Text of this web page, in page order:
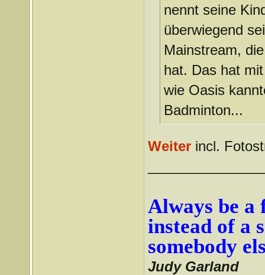
nennt seine
überwiegend
Mainstream,
hat. Das hat
wie Oasis
Badminton...
Weiterincl.
Always be
instead of a
somebody
Judy Garland